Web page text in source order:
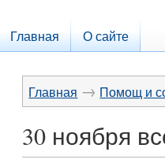
Главная О сайте
Главная → Помощ и
30 ноября